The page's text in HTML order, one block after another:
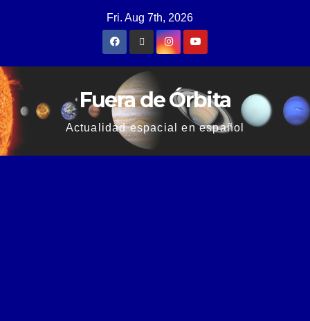
Fri. Aug 7th, 2026
Fuera de Órbita
Actualidad espacial en español